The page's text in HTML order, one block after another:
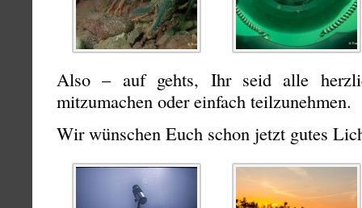
Also – auf gehts, Ihr seid alle
mitzumachen oder einfach teilzunehmen.
Wir wünschen Euch schon jetzt gutes